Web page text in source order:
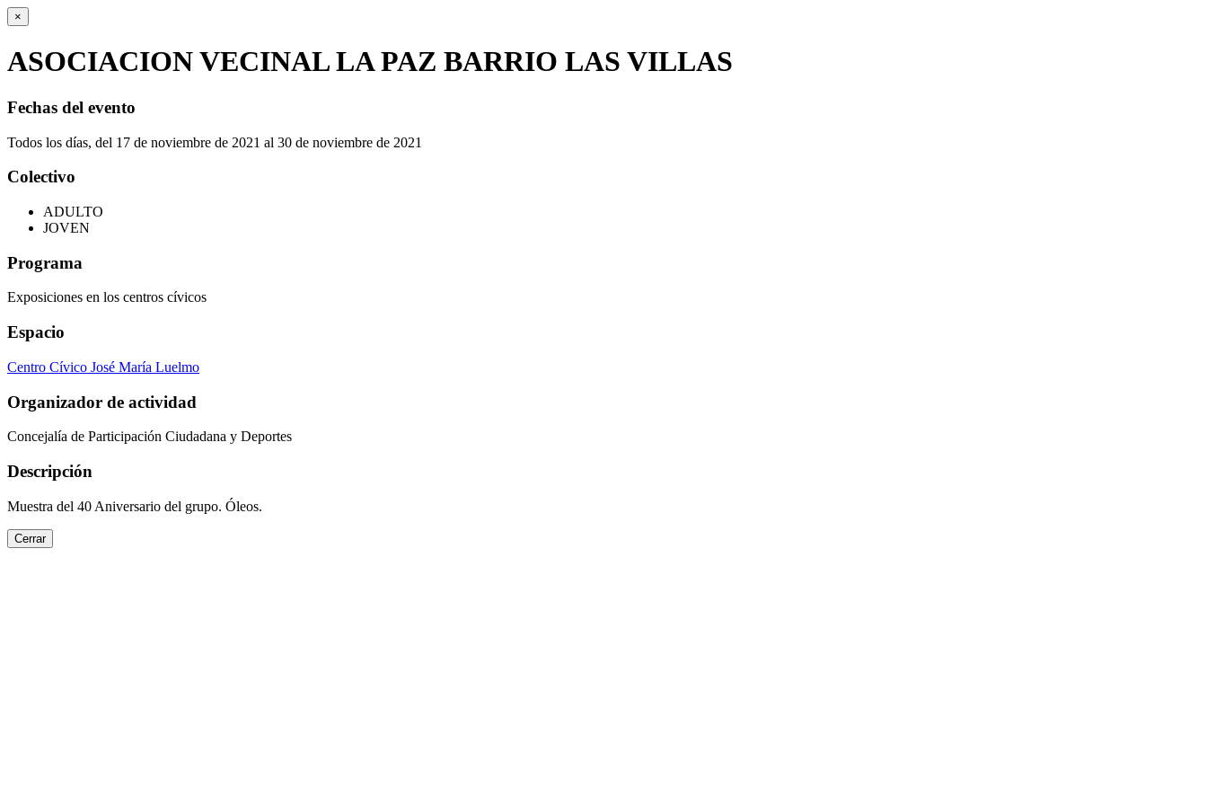
×
ASOCIACION VECINAL LA PAZ BARRIO LAS VILLAS
Fechas del evento
Todos los días, del 17 de noviembre de 2021 al 30 de noviembre de 2021
Colectivo
ADULTO
JOVEN
Programa
Exposiciones en los centros cívicos
Espacio
Centro Cívico José María Luelmo
Organizador de actividad
Concejalía de Participación Ciudadana y Deportes
Descripción
Muestra del 40 Aniversario del grupo. Óleos.
Cerrar